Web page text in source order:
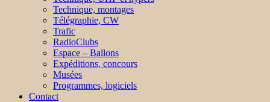
Technique, montages
Télégraphie, CW
Trafic
RadioClubs
Espace – Ballons
Expéditions, concours
Musées
Programmes, logiciels
Contact